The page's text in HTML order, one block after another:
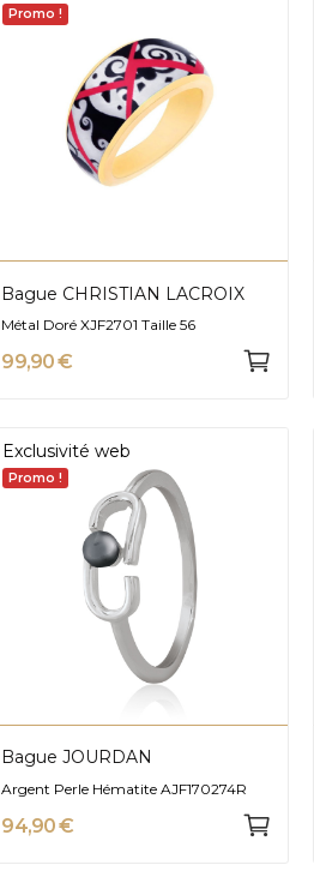
Promo !
Bague CHRISTIAN LACROIX
Métal Doré XJF2701 Taille 56
99,90 €
Exclusivité web
Promo !
Bague JOURDAN
Argent Perle Hématite AJF170274R
94,90 €